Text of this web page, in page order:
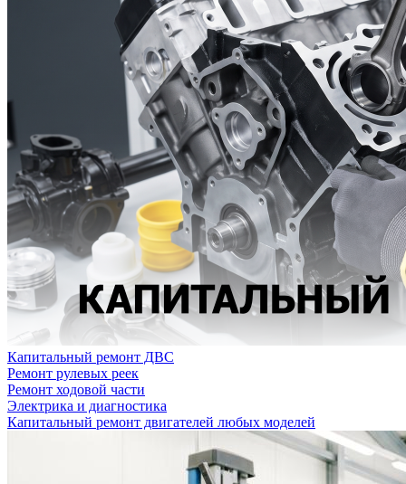
Капитальный ремонт ДВС
Ремонт рулевых реек
Ремонт ходовой части
Электрика и диагностика
Капитальный ремонт двигателей любых моделей